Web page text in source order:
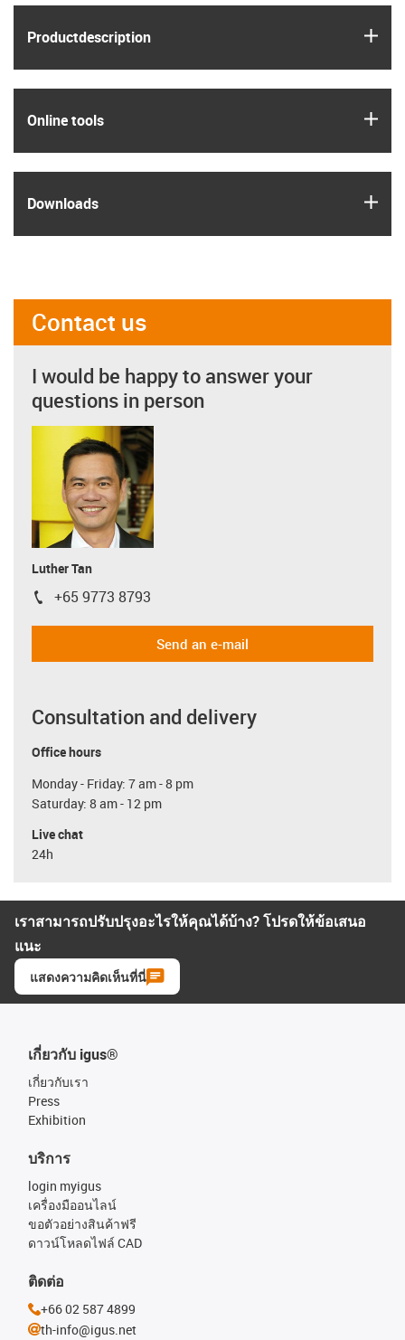
Product­description
Online tools
Downloads
Contact us
I would be happy to answer your
questions in person
Luther Tan
igus-icon-phone
+65 9773 8793
Send an e-mail
Consultation and delivery
Office hours
Monday - Friday: 7 am - 8 pm
Saturday: 8 am - 12 pm
Live chat
24h
เราสามารถปรับปรุงอะไรให้คุณได้บ้าง? โปรดให้ข้อเสนอ
แนะ
แสดงความคิดเห็นที่นี่
เกี่ยวกับ igus®
เกี่ยวกับเรา
Press
Exhibition
บริการ
login myigus
เครื่องมืออนไลน์
ขอตัวอย่างสินค้าฟรี
ดาวน์โหลดไฟล์ CAD
ติดต่อ
+66 02 587 4899
th-info@igus.net